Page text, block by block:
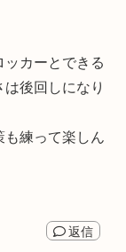
カーとできる
後回しになり
も練って楽しん
返信